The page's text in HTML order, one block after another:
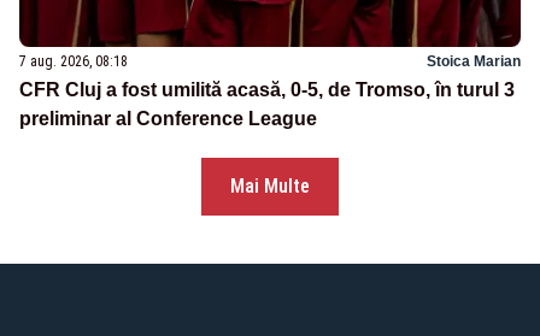
7 aug. 2026, 08:18 Stoica Marian
CFR Cluj a fost umilită acasă, 0-5, de Tromso, în turul 3
preliminar al Conference League
Mai Multe